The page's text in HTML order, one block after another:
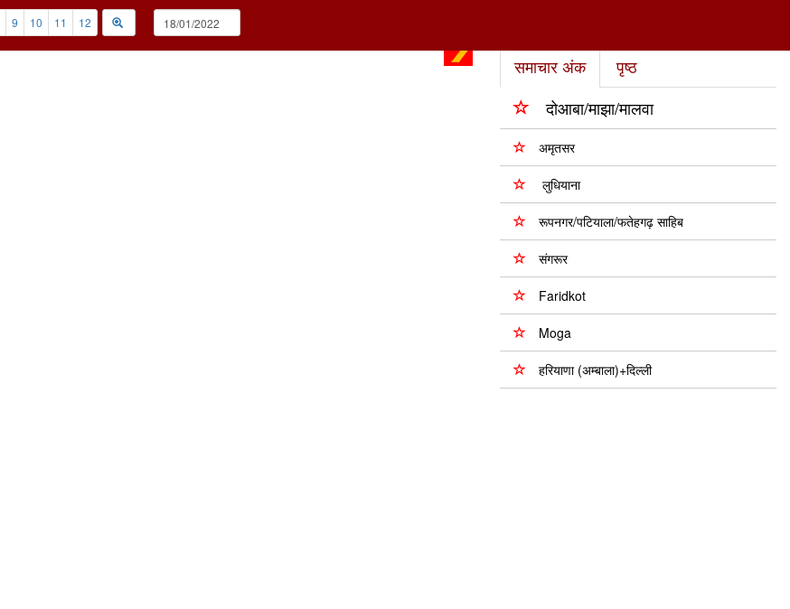
9 10 11 12
समाचार अंक
पृष्ठ
दोआबा/माझा/मालवा
अमृतसर
लुधियाना
रूपनगर/पटियाला/फतेहगढ़ साहिब
संगरूर
Faridkot
Moga
हरियाणा (अम्बाला)+दिल्ली